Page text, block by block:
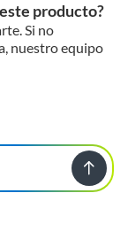
producto?
Si no
nuestro equipo